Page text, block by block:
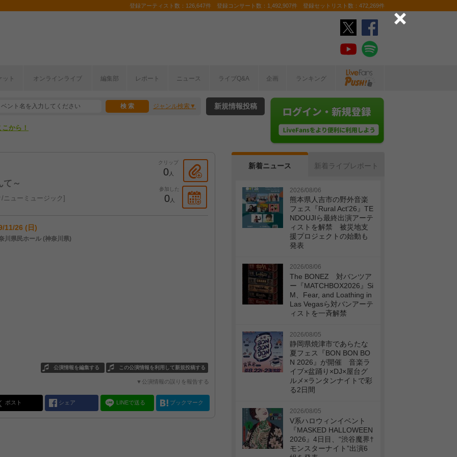
登録アーティスト数：126,647件 登録コンサート数：1,492,907件 登録セットリスト数：472,269件
ット オンラインライブ 編集部 レポート ニュース ライブQ&A 企画 ランキング
ジャンル検索
半期編発表！
から！
新規情報投稿
て～
クリップ
0人
参加した
0人
ニューミュージック
11/26 (日)
川県民ホール (神奈川県)
この公演情報を利用して新規投稿する
公演情報を編集する
▼公演情報の誤りを報告する
ポスト シェア LINEで送る ブックマーク
新着ニュース 新着ライブレポート
2026/08/06
熊本県人吉市の野外音楽
フェス『Rural Act'26』TE
NDOUJIら最終出演アーテ
ィストを解禁 被災地支
援プロジェクトの始動も
発表
2026/08/06
The BONEZ 対バンツア
ー『MATCHBOX2026』Si
M、Fear, and Loathing in
Las Vegasら対バンアーテ
ィストを一斉解禁
2026/08/05
静岡県焼津市であらたな
夏フェス『BON BON BO
N 2026』が開催 音楽ラ
イブ×盆踊り×DJ×屋台グ
ルメ×ランタンナイトで彩
る2日間
2026/08/05
V系ハロウィンイベント
『MASKED HALLOWEEN
2026』4日目、“渋谷魔界†
モンスターナイト”出演6